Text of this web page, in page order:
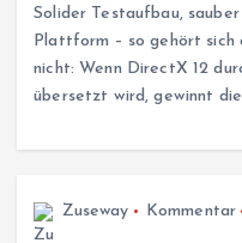
Solider Testaufbau,
Plattform – so gehört sich
nicht: Wenn DirectX 12
übersetzt wird, gewinnt
Zuseway Kommentar